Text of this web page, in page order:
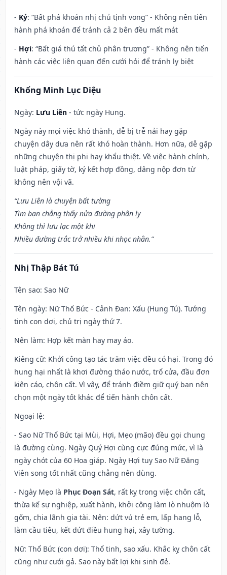
- Kỷ: “Bất phá khoán nhị chủ tịnh vong” - Không nên tiến
hành phá khoán để tránh cả 2 bên đều mất mát
- Hợi: “Bất giá thú tất chủ phân trương” - Không nên tiến
hành các việc liên quan đến cưới hỏi để tránh ly biệt
Khổng Minh Lục Diệu
Ngày: Lưu Liên - tức ngày Hung.
Ngày này mọi việc khó thành, dễ bị trễ nải hay gặp
chuyện dây dưa nên rất khó hoàn thành. Hơn nữa, dễ gặp
những chuyện thị phi hay khẩu thiệt. Về việc hành chính,
luật pháp, giấy tờ, ký kết hợp đồng, dâng nộp đơn từ
không nên vội vã.
“Lưu Liên là chuyện bất tường
Tìm bạn chẳng thấy nửa đường phân ly
Không thì lưu lạc một khi
Nhiều đường trắc trở nhiều khi nhọc nhằn.”
Nhị Thập Bát Tú
Tên sao: Sao Nữ
Tên ngày: Nữ Thổ Bức - Cảnh Đan: Xấu (Hung Tú). Tướng
tinh con dơi, chủ trị ngày thứ 7.
Nên làm: Hợp kết màn hay may áo.
Kiêng cữ: Khởi công tạo tác trăm việc đều có hại. Trong đó
hung hại nhất là khơi đường tháo nước, trổ cửa, đầu đơn
kiện cáo, chôn cất. Vì vậy, để tránh điềm giữ quý bạn nên
chọn một ngày tốt khác để tiến hành chôn cất.
Ngoại lệ:
- Sao Nữ Thổ Bức tại Mùi, Hợi, Mẹo (mão) đều gọi chung
là đường cùng. Ngày Quý Hợi cùng cực đúng mức, vì là
ngày chót của 60 Hoa giáp. Ngày Hợi tuy Sao Nữ Đăng
Viên song tốt nhất cũng chẳng nên dùng.
- Ngày Mẹo là Phục Đoạn Sát, rất kỵ trong việc chôn cất,
thừa kế sự nghiệp, xuất hành, khởi công làm lò nhuộm lò
gốm, chia lãnh gia tài. Nên: dứt vú trẻ em, lấp hang lỗ,
làm cầu tiêu, kết dứt điều hung hại, xây tường.
Nữ: Thổ Bức (con dơi): Thổ tinh, sao xấu. Khắc kỵ chôn cất
cũng như cưới gả. Sao này bất lợi khi sinh đẻ.